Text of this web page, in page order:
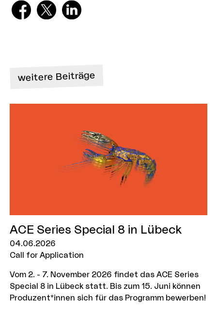
weitere Beiträge
ACE Series Special 8 in Lübeck
04.06.2026
Call for Application
Vom 2. - 7. November 2026 findet das ACE Series
Special 8 in Lübeck statt. Bis zum 15. Juni können
Produzent*innen sich für das Programm bewerben!